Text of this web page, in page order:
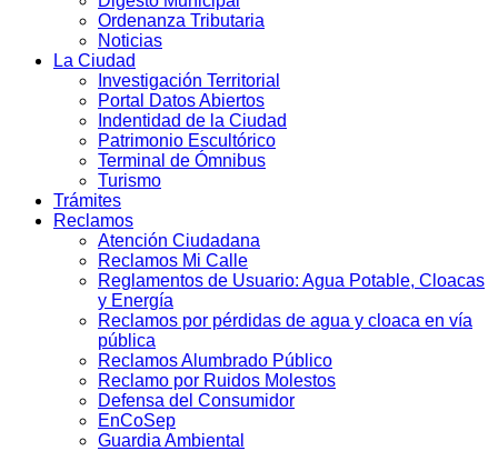
Ordenanza Tributaria
Noticias
La Ciudad
Investigación Territorial
Portal Datos Abiertos
Indentidad de la Ciudad
Patrimonio Escultórico
Terminal de Ómnibus
Turismo
Trámites
Reclamos
Atención Ciudadana
Reclamos Mi Calle
Reglamentos de Usuario: Agua Potable, Cloacas
y Energía
Reclamos por pérdidas de agua y cloaca en vía
pública
Reclamos Alumbrado Público
Reclamo por Ruidos Molestos
Defensa del Consumidor
EnCoSep
Guardia Ambiental